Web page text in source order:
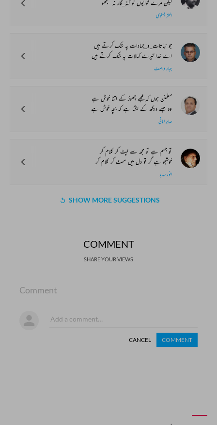
لیکن مرے خوابوں کو گنہ_گار نہ سمجھو
اختر بستوی
جو نباتات_و_جمادات پہ شک کرتے ہیں
اے خدا تیرے کمالات پہ شک کرتے ہیں
جبار واصف
مطمئن ہوں کہ مجھے چھوڑ کے اتنا خوش ہے
وہ جسے دیکھ کے لگتا ہے کہ بچہ خوش ہے
صابر امانی
تو جسم ہے تو مجھ سے لپٹ کر کلام کر
خوشبو ہے گر تو دل میں سمٹ کر کلام کر
انور سدید
SHOW MORE SUGGESTIONS
COMMENT
SHARE YOUR VIEWS
Comment
CANCEL COMMENT